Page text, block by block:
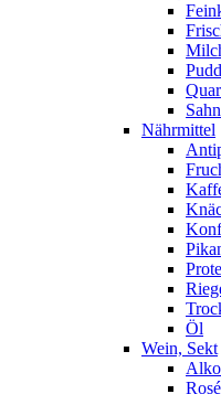
Nährmittel
Öl
Wein, Sekt